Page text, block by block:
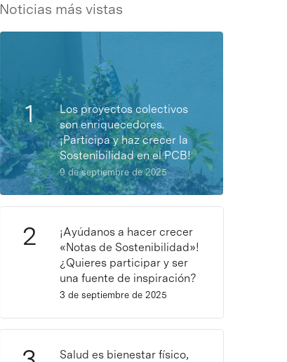
Noticias más vistas
Los proyectos colectivos
son enriquecedores.
¡Participa y haz crecer la
Sostenibilidad en el PCB!
9 de septiembre de 2025
¡Ayúdanos a hacer crecer
«Notas de Sostenibilidad»!
¿Quieres participar y ser
una fuente de inspiración?
3 de septiembre de 2025
Salud es bienestar físico,